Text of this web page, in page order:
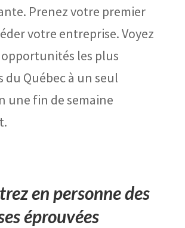
Prenez votre premier
votre entreprise. Voyez
les plus
du Québec à un seul
une fin de semaine
en personne des
éprouvées